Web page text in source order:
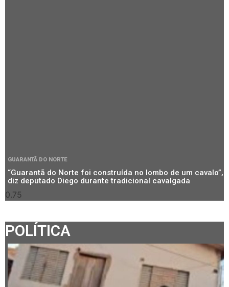
GUARANTÃ DO NORTE
“Guarantã do Norte foi construída no lombo de um cavalo”,
diz deputado Diego durante tradicional cavalgada
POLÍTICA